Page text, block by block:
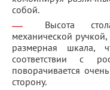
собой.
Высота стола
механической ручкой,
размерная шкала,
соответствии с
поворачивается
сторону.